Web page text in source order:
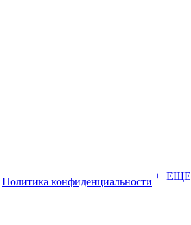
Политика конфиденциальности + ЕЩЕ